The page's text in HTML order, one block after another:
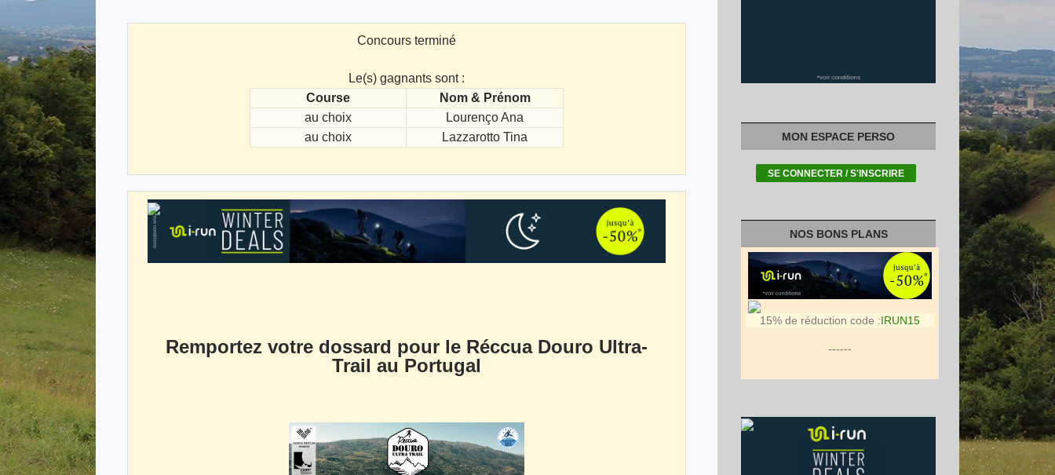
Concours terminé
Le(s) gagnants sont :
Course
Nom & Prénom
au choix
Lourenço Ana
au choix
Lazzarotto Tina
Remportez votre dossard pour le Réccua Douro Ultra-
Trail au Portugal
MON ESPACE PERSO
NOS BONS PLANS
15% de réduction code :IRUN15
------